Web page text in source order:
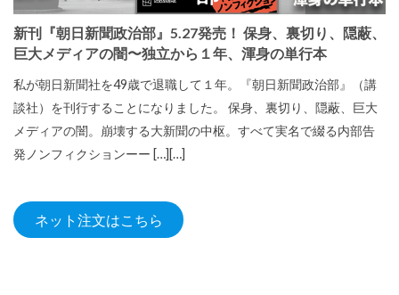
新刊『朝日新聞政治部』5.27発売！ 保身、裏切り、隠蔽、
巨大メディアの闇〜独立から１年、渾身の単行本
私が朝日新聞社を49歳で退職して１年。『朝日新聞政治部』（講
談社）を刊行することになりました。 保身、裏切り、隠蔽、巨大
メディアの闇。崩壊する大新聞の中枢。すべて実名で綴る内部告
発ノンフィクションーー […][…]
ネット注文はこちら